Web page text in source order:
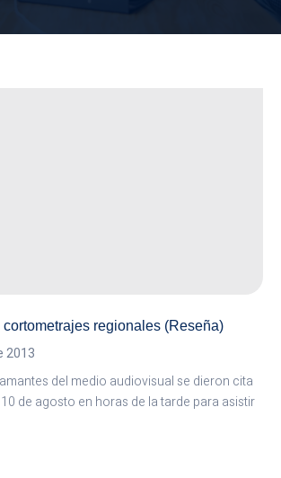
regionales (Reseña)
2013
del medio audiovisual se dieron cita
de agosto en horas de la tarde para asistir